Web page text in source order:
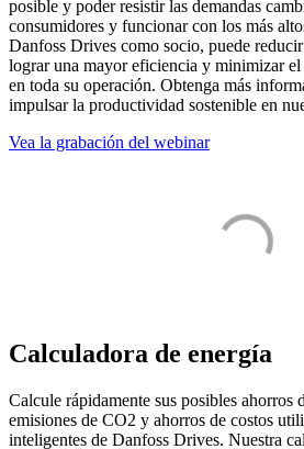
posible y poder resistir las demandas
consumidores y funcionar con los más
Danfoss Drives como socio, puede
lograr una mayor eficiencia y minimizar el
en toda su operación. Obtenga más
impulsar la productividad sostenible en
Vea la grabación del webinar
Calculadora de energía
Calcule rápidamente sus posibles ahorros
emisiones de CO2 y ahorros de costos
inteligentes de Danfoss Drives. Nuestra